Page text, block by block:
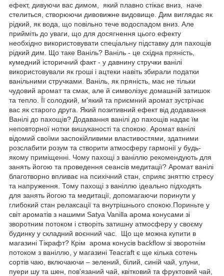
ефект, дивуючи вас димом, який плавно стікає вниз, наче
стелиться, створюючи дивовижне видовище. Дим виглядає як
рідкий, як вода, що повільно тече водоспадом вниз. Але
прийміть до уваги, що для досягнення цього ефекту
необхідно використовувати спеціальну підставку для пахощів
рідкий дим. Що таке Ваніль? Ваніль - це східна пряність,
кумедний історичний факт - у давнину стручки ванілі
використовували як гроші і ацтеки навіть збирали податки
ванільними стручками. Ваніль, як пряність, має не тільки
чудовий аромат та смак, але й символізує домашній затишок
та тепло. Її солодкий, м'який та приємний аромат зустрічає
вас як старого друга. Який позитивний ефект від додавання
Ванілі до пахощів? Додавання ванілі до пахощів надає їм
неповторної нотки вишуканості та спокою. Аромат ванілі
відомий своїми заспокійливими властивостями, здатними
розслабити розум та створити атмосферу гармонії у будь-
якому приміщенні. Чому пахощі з ваніллю рекомендують для
занять йогою та проведення сеансів медитації? Аромат ванілі
благотворно впливає на психічний стан, сприяє зняттю стресу
та напруження. Тому пахощі з ваніллю ідеально підходять
для занять йогою та медитації, допомагаючи поринути у
глибокий стан релаксації та внутрішнього спокою.Пориньте у
світ ароматів з нашими Satya Vanilla арома конусами зі
зворотним потоком і створіть затишну атмосферу у своєму
будинку у складний воєнний час. Що ще можна купити в
магазині Тікрафт? Крім арома конусів backflow зі зворотнім
потоком з ваніллю, у магазині Teacraft є ще кілька сотень
сортів чаю, включаючи – зелений, білий, синій чай, улуни,
пуери шу та шен, пов'язаний чай, квітковий та фруктовий чай,